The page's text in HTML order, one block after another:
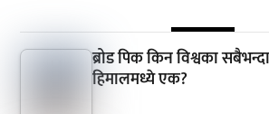
ब्रोड पिक किन विश्वका
हिमालमध्ये एक?